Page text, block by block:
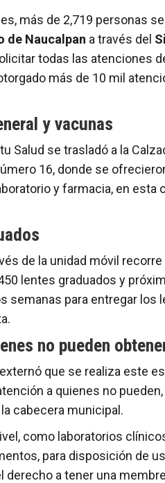
más de 2,719 personas
de Naucalpan a través del
todas las atenciones
más de 10 mil
y vacunas
se trasladó a la
16, donde se
y farmacia, en esta
de la unidad móvil
lentes graduados y
semanas para entregar los
no pueden
que se realiza este
a quienes no
cabecera municipal.
como laboratorios
para disposición de
derecho a tener una